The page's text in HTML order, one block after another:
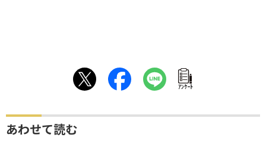
ｱﾝｹｰﾄ
あわせて読む